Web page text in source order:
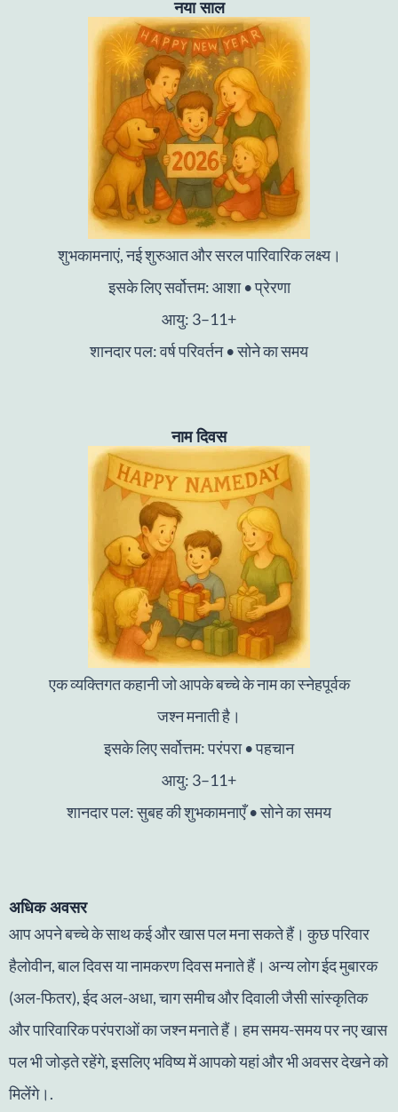
नया साल
शुभकामनाएं, नई शुरुआत और सरल पारिवारिक लक्ष्य।
इसके लिए सर्वोत्तम: आशा • प्रेरणा
आयु: 3–11+
शानदार पल: वर्ष परिवर्तन • सोने का समय
नाम दिवस
एक व्यक्तिगत कहानी जो आपके बच्चे के नाम का स्नेहपूर्वक
जश्न मनाती है।
इसके लिए सर्वोत्तम: परंपरा • पहचान
आयु: 3–11+
शानदार पल: सुबह की शुभकामनाएँ • सोने का समय
अधिक अवसर
आप अपने बच्चे के साथ कई और खास पल मना सकते हैं। कुछ परिवार
हैलोवीन, बाल दिवस या नामकरण दिवस मनाते हैं। अन्य लोग ईद मुबारक
(अल-फितर), ईद अल-अधा, चाग समीच और दिवाली जैसी सांस्कृतिक
और पारिवारिक परंपराओं का जश्न मनाते हैं। हम समय-समय पर नए खास
पल भी जोड़ते रहेंगे, इसलिए भविष्य में आपको यहां और भी अवसर देखने को
मिलेंगे।.